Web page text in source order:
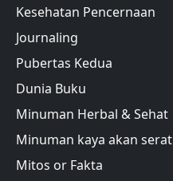
Kesehatan Pencernaan
Journaling
Pubertas Kedua
Dunia Buku
Minuman Herbal & Sehat
Minuman kaya akan serat
Mitos or Fakta